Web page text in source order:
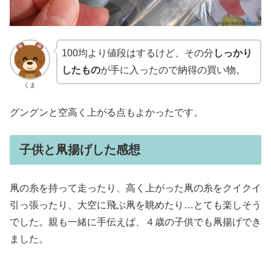
くま
100均より値段はするけど、その分 しっかり
したものが手に入ったので納得の買い物。
グングンと空高く上がる点もよかったです。
子供と凧揚げした感想
凧の糸を持って走ったり、高く上がった凧の糸をクイクイ
引っ張ったり、大空に飛ぶ凧を眺めたり…とても楽しそう
でした。親も一緒に手伝えば、４歳の子供でも凧揚げでき
ました。